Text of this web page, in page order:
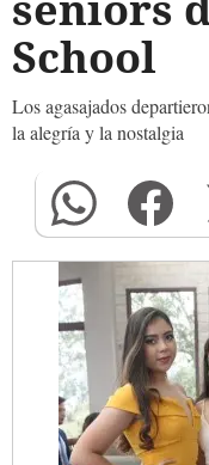
School
Los agasajados
la alegría y la nostalgia